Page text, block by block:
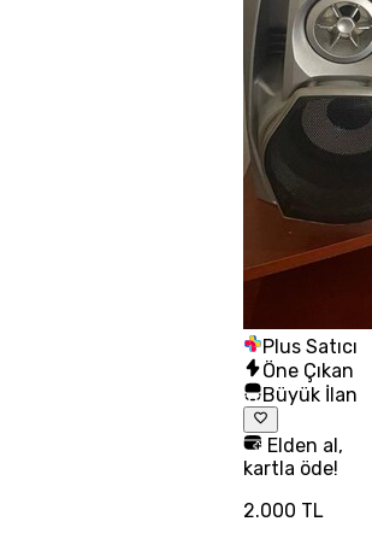
Plus Satıcı
Öne Çıkan
Büyük İlan
Elden al,
kartla öde!
2.000 TL